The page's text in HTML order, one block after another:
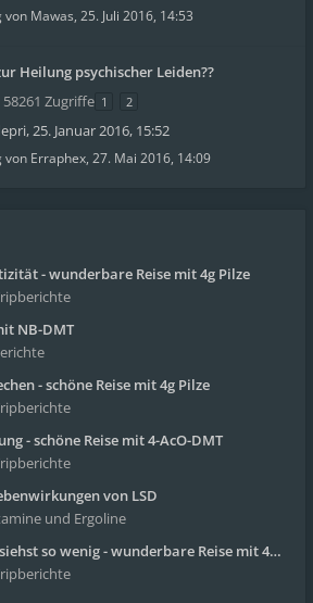
von Mawas, 25. Juli 2016, 14:53
Heilung psychischer Leiden??
Zugriffe 1 2
,25. Januar 2016, 15:52
von Erraphex, 27. Mai 2016, 14:09
- wunderbare Reise mit 4g Pilze
NB-DMT
- schöne Reise mit 4g Pilze
- schöne Reise mit 4-AcO-DMT
von LSD
und Ergoline
so wenig - wunderbare Reise mit 4g Pilze